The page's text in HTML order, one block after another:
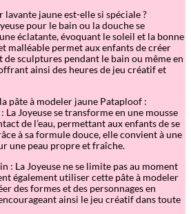
jaune est-elle si spéciale ?
pour le bain ou la douche se
éclatante, évoquant le soleil et la bonne
malléable permet aux enfants de créer
sculptures pendant le bain ou même en
ainsi des heures de jeu créatif et
pâte à modeler jaune Pataploof :
La Joyeuse se transforme en une mousse
de l’eau, permettant aux enfants de se
à sa formule douce, elle convient à une
une peau propre et fraîche.
: La Joyeuse ne se limite pas au moment
également utiliser cette pâte à modeler
des formes et des personnages en
ainsi le jeu créatif dans toute